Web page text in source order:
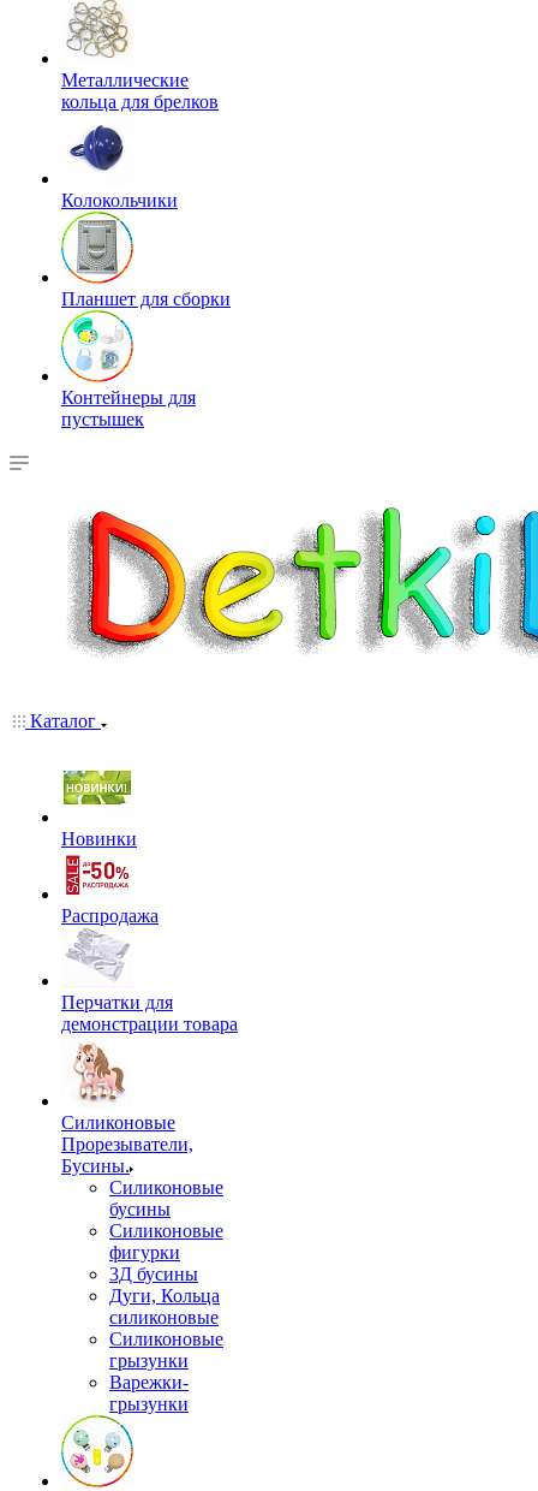
Металлические
кольца для брелков
Колокольчики
Планшет для сборки
Контейнеры для
пустышек
Каталог
Новинки
Распродажа
Перчатки для
демонстрации товара
Силиконовые
Прорезыватели,
Бусины.
Силиконовые
бусины
Силиконовые
фигурки
3Д бусины
Дуги, Кольца
силиконовые
Силиконовые
грызунки
Варежки-
грызунки